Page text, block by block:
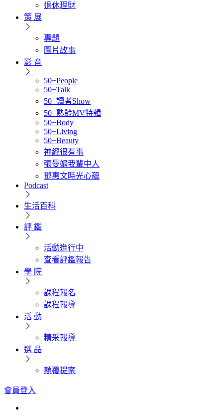
退休理財
策 展
專題
圖片故事
影 音
50+People
50+Talk
50+讀者Show
50+熟齡MV特輯
50+Body
50+Living
50+Beauty
神經很有事
張曼娟我輩中人
鄧惠文時光心蘊
Podcast
生活百科
評 鑑
活動進行中
查看評鑑報告
學 院
課程報名
課程報導
活 動
精采報導
選 品
顛覆提案
會員登入